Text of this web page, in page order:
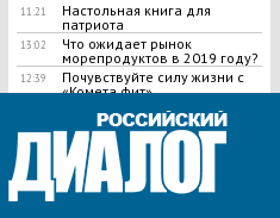
11:21
Настольная книга для
патриота
13:02
Что ожидает рынок
морепродуктов в 2019 году?
12:39
Почувствуйте силу жизни с
«Комета.фит»
ВСЕ НОВОСТИ »